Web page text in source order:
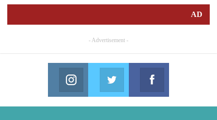
AD
- Advertisement -
Facebook
Join us on Facebook
Twitter
Join us on Twitter